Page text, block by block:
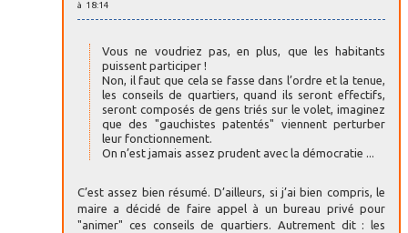
à 18:14
Vous ne voudriez pas, en plus, que les habitants
puissent participer !
Non, il faut que cela se fasse dans l’ordre et la tenue,
les conseils de quartiers, quand ils seront effectifs,
seront composés de gens triés sur le volet, imaginez
que des "gauchistes patentés" viennent perturber
leur fonctionnement.
On n’est jamais assez prudent avec la démocratie ...
C’est assez bien résumé. D’ailleurs, si j’ai bien compris, le
maire a décidé de faire appel à un bureau privé pour
"animer" ces conseils de quartiers. Autrement dit : les